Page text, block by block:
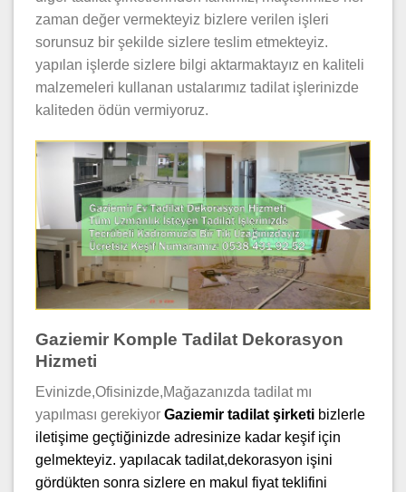
zaman değer vermekteyiz bizlere verilen işleri
sorunsuz bir şekilde sizlere teslim etmekteyiz.
yapılan işlerde sizlere bilgi aktarmaktayız en kaliteli
malzemeleri kullanan ustalarımız tadilat işlerinizde
kaliteden ödün vermiyoruz.
Gaziemir Komple Tadilat Dekorasyon
Hizmeti
Evinizde,Ofisinizde,Mağazanızda tadilat mı
yapılması gerekiyor Gaziemir tadilat şirketi bizlerle
iletişime geçtiğinizde adresinize kadar keşif için
gelmekteyiz. yapılacak tadilat,dekorasyon işini
gördükten sonra sizlere en makul fiyat teklifini